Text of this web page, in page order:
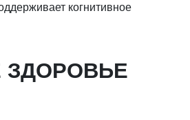
когнитивное
ЗДОРОВЬЕ